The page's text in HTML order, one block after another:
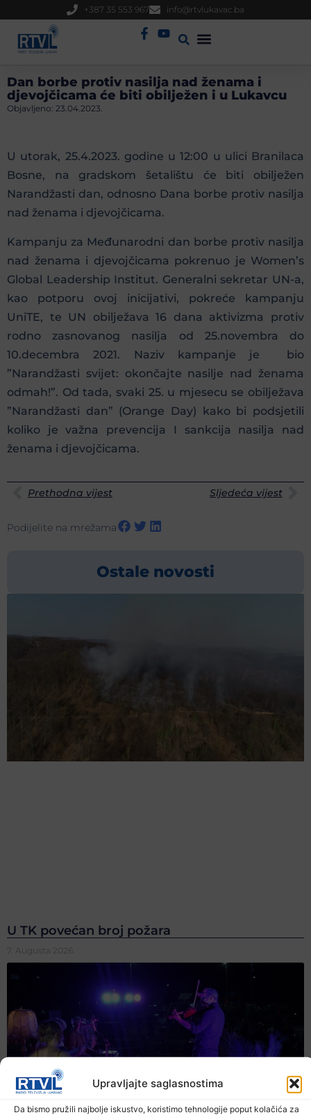
Upravljajte saglasnostima
Da bismo pružili najbolje iskustvo, koristimo tehnologije poput kolačića za
+387 35 553 967 info@rtvlukavac.ba
Dan borbe protiv nasilja nad ženama i
djevojčicama će biti obilježen i u Lukavcu
Objavljeno: 23.04.2023.
U utorak, 25.4.2023. godine u 12:00 u ulici Branilaca
Bosne, na gradskom šetalištu će biti obilježen
Narandžasti dan, odnosno Dana borbe protiv nasilja
nad ženama i djevojčicama.
Kampanju za Međunarodni dan borbe protiv nasilja
nad ženama i djevojčicama pokrenuo je Women’s
Global Leadership Institut. Generalni sekretar UN-a,
kao potporu ovoj inicijativi, pokreće kampanju
UniTE, te UN obilježava 16 dana aktivizma protiv
rodno zasnovanog nasilja od 25.novembra do
10.decembra 2021. Naziv kampanje je bio
”Narandžasti svijet: okončajte nasilje nad ženama
odmah!”. Od tada, svaki 25. u mjesecu se obilježava
”Narandžasti dan” (Orange Day) kako bi podsjetili
koliko je važna prevencija I sankcija nasilja nad
ženama i djevojčicama.
Prethodna vijest Sljedeća vijest
Podijelite na mrežama
Ostale novosti
U TK povećan broj požara
7. Augusta 2026.